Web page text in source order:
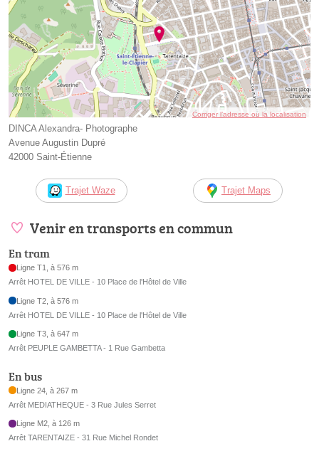
Corriger l’adresse ou la localisation
DINCA Alexandra- Photographe
Avenue Augustin Dupré
42000 Saint-Étienne
Trajet Waze Trajet Maps
Venir en transports en commun
En tram
Ligne T1, à 576 m
Arrêt HOTEL DE VILLE - 10 Place de l'Hôtel de Ville
Ligne T2, à 576 m
Arrêt HOTEL DE VILLE - 10 Place de l'Hôtel de Ville
Ligne T3, à 647 m
Arrêt PEUPLE GAMBETTA - 1 Rue Gambetta
En bus
Ligne 24, à 267 m
Arrêt MEDIATHEQUE - 3 Rue Jules Serret
Ligne M2, à 126 m
Arrêt TARENTAIZE - 31 Rue Michel Rondet